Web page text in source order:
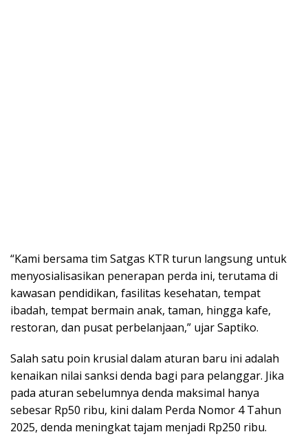
“Kami bersama tim Satgas KTR turun langsung untuk
menyosialisasikan penerapan perda ini, terutama di
kawasan pendidikan, fasilitas kesehatan, tempat
ibadah, tempat bermain anak, taman, hingga kafe,
restoran, dan pusat perbelanjaan,” ujar Saptiko.
Salah satu poin krusial dalam aturan baru ini adalah
kenaikan nilai sanksi denda bagi para pelanggar. Jika
pada aturan sebelumnya denda maksimal hanya
sebesar Rp50 ribu, kini dalam Perda Nomor 4 Tahun
2025, denda meningkat tajam menjadi Rp250 ribu.